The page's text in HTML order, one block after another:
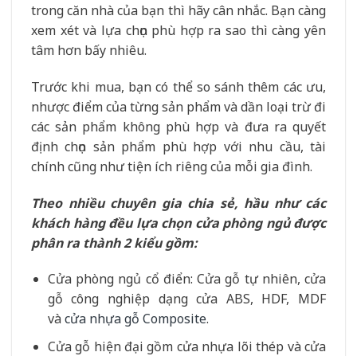
trong căn nhà của bạn thì hãy cân nhắc. Bạn càng
xem xét và lựa chọn phù hợp ra sao thì càng yên
tâm hơn bấy nhiêu.
Trước khi mua, bạn có thể so sánh thêm các ưu,
nhược điểm của từng sản phẩm và dần loại trừ đi
các sản phẩm không phù hợp và đưa ra quyết
định chọn sản phẩm phù hợp với nhu cầu, tài
chính cũng như tiện ích riêng của mỗi gia đình.
Theo nhiều chuyên gia chia sẻ, hầu như các
khách hàng đều lựa chọn cửa phòng ngủ được
phân ra thành 2 kiểu gồm:
Cửa phòng ngủ cổ điển: Cửa gỗ tự nhiên, cửa
gỗ công nghiệp dạng cửa ABS, HDF, MDF
vàcửa nhựa gỗ Composite.
Cửa gỗ hiện đại gồm cửa nhựa lõi thép và cửa